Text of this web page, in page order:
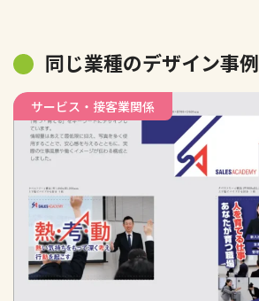
同じ業種のデザイン事例
サービス・接客業関係